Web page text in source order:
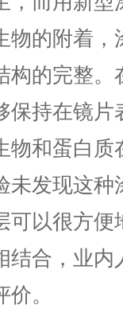
物的附着，
构的完整。
保持在镜片
物和蛋白质
未发现这种
可以很方便
结合，业内
。